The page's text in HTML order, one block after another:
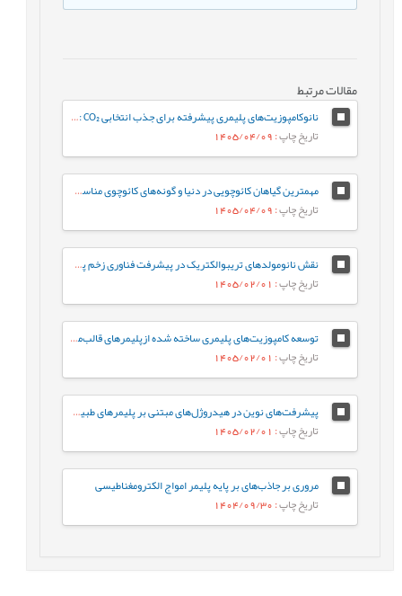
مقالات مرتبط
نانوکامپوزیت‌های پلیمری پیشرفته برای جذب انتخابی CO₂ : از طراحی تا کاربرد در کاهش گازهای گلخانه‌ای
تاریخ چاپ: 1405/04/09
مهمترین گیاهان کائوچویی در دنیا و گونه‌های کائوچوی مناسب برای ایران
تاریخ چاپ: 1405/04/09
نقش نانومولدهای تریبوالکتریک در پیشرفت فناوری زخم پوش های پلیمری
تاریخ چاپ: 1405/02/01
توسعه کامپوزیت‌های پلیمری ساخته شده ازپلیمرهای قالب‌مولکولی با تلفیق آن‌ها با چارچوب‌های آلی–کووالانسی و فلز-آلی برای کاربردهای زیست‌محیطی، علوم پزشکی و ایمنی غذایی
تاریخ چاپ: 1405/02/01
پیشرفت‌های نوین در هیدروژل‌های مبتنی بر پلیمرهای طبیعی: از سنتز تا کاربرد و چشم‌اندازهای آینده در حوزه‌های زیست پزشکی، ریزاستخراج و محیط ‌زیست
تاریخ چاپ: 1405/02/01
مروری بر جاذب‌های بر پایه پلیمر امواج الکترومغناطیسی
تاریخ چاپ: 1404/09/30